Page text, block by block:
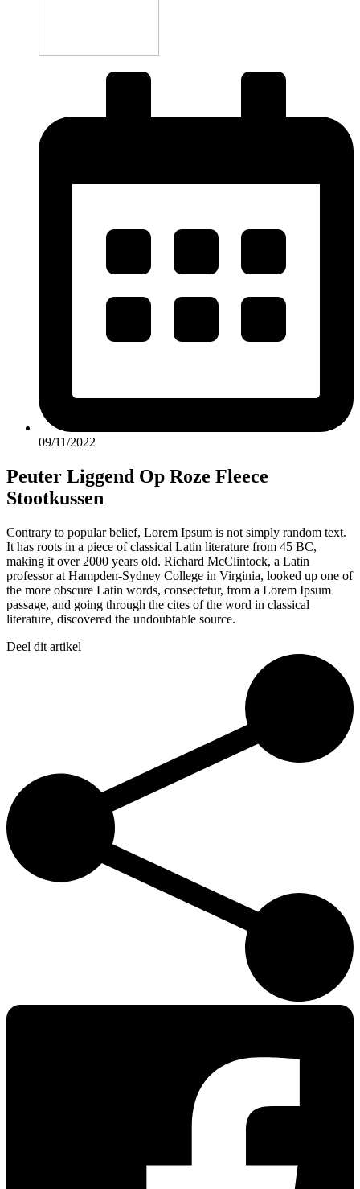
09/11/2022
Peuter Liggend Op Roze Fleece
Stootkussen
Contrary to popular belief, Lorem Ipsum is not simply random text.
It has roots in a piece of classical Latin literature from 45 BC,
making it over 2000 years old. Richard McClintock, a Latin
professor at Hampden-Sydney College in Virginia, looked up one of
the more obscure Latin words, consectetur, from a Lorem Ipsum
passage, and going through the cites of the word in classical
literature, discovered the undoubtable source.
Deel dit artikel